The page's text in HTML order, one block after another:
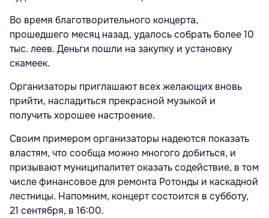
Во время благотворительного концерта,
прошедшего месяц назад, удалось собрать более 10
тыс. леев. Деньги пошли на закупку и установку
скамеек.
Организаторы приглашают всех желающих вновь
прийти, насладиться прекрасной музыкой и
получить хорошее настроение.
Своим примером организаторы надеются показать
властям, что сообща можно многого добиться, и
призывают муниципалитет оказать содействие, в том
числе финансовое для ремонта Ротонды и каскадной
лестницы. Напомним, концерт состоится в субботу,
21 сентября, в 16:00.